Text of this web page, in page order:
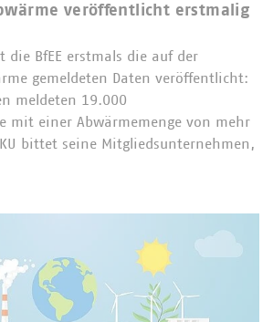
veröffentlicht erstmalig
die BfEE erstmals die auf der
gemeldeten Daten veröffentlicht:
meldeten 19.000
mit einer Abwärmemenge von mehr
bittet seine Mitgliedsunternehmen,